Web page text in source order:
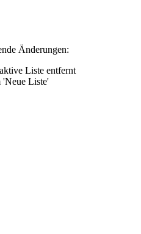
Änderungen:
Liste entfernt
'Neue Liste'